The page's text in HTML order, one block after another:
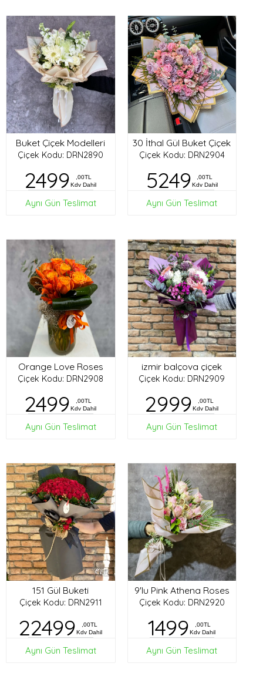
Buket Çiçek Modelleri
Çiçek Kodu: DRN2890
2499
,00TL
Kdv Dahil
Aynı Gün Teslimat
30 İthal Gül Buket Çiçek
Çiçek Kodu: DRN2904
5249
,00TL
Kdv Dahil
Aynı Gün Teslimat
Orange Love Roses
Çiçek Kodu: DRN2908
2499
,00TL
Kdv Dahil
Aynı Gün Teslimat
izmir balçova çiçek
Çiçek Kodu: DRN2909
2999
,00TL
Kdv Dahil
Aynı Gün Teslimat
151 Gül Buketi
Çiçek Kodu: DRN2911
22499
,00TL
Kdv Dahil
Aynı Gün Teslimat
9'lu Pink Athena Roses
Çiçek Kodu: DRN2920
1499
,00TL
Kdv Dahil
Aynı Gün Teslimat